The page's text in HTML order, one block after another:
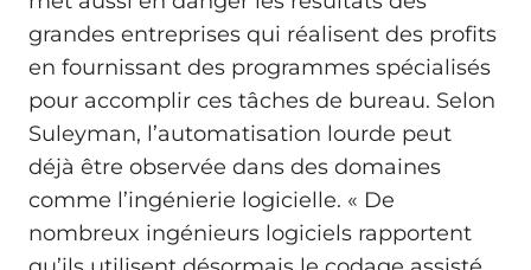
grandes entreprises qui réalisent des profits
en fournissant des programmes spécialisés
pour accomplir ces tâches de bureau. Selon
Suleyman, l’automatisation lourde peut
déjà être observée dans des domaines
comme l’ingénierie logicielle. « De
nombreux ingénieurs logiciels rapportent